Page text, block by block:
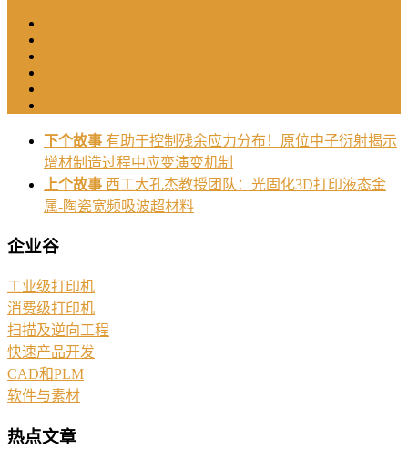
下个故事 有助于控制残余应力分布！原位中子衍射揭示
增材制造过程中应变演变机制
上个故事 西工大孔杰教授团队：光固化3D打印液态金
属-陶瓷宽频吸波超材料
企业谷
工业级打印机
消费级打印机
扫描及逆向工程
快速产品开发
CAD和PLM
软件与素材
热点文章